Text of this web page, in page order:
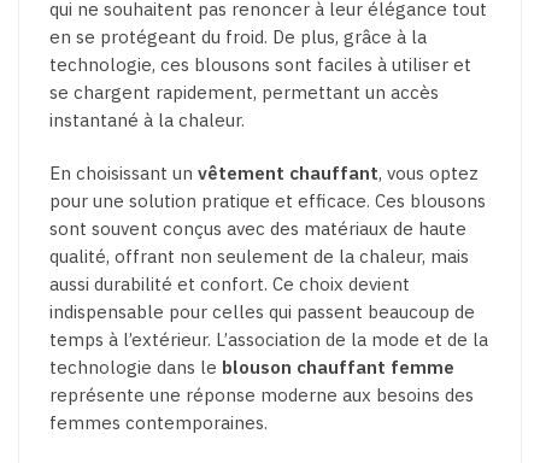
qui ne souhaitent pas renoncer à leur élégance tout
en se protégeant du froid. De plus, grâce à la
technologie, ces blousons sont faciles à utiliser et
se chargent rapidement, permettant un accès
instantané à la chaleur.
En choisissant un vêtement chauffant, vous optez
pour une solution pratique et efficace. Ces blousons
sont souvent conçus avec des matériaux de haute
qualité, offrant non seulement de la chaleur, mais
aussi durabilité et confort. Ce choix devient
indispensable pour celles qui passent beaucoup de
temps à l’extérieur. L’association de la mode et de la
technologie dans le blouson chauffant femme
représente une réponse moderne aux besoins des
femmes contemporaines.